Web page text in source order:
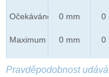
Očekáváno
Maximum
0 mm
0 mm
0
0
Pravděpodobnost